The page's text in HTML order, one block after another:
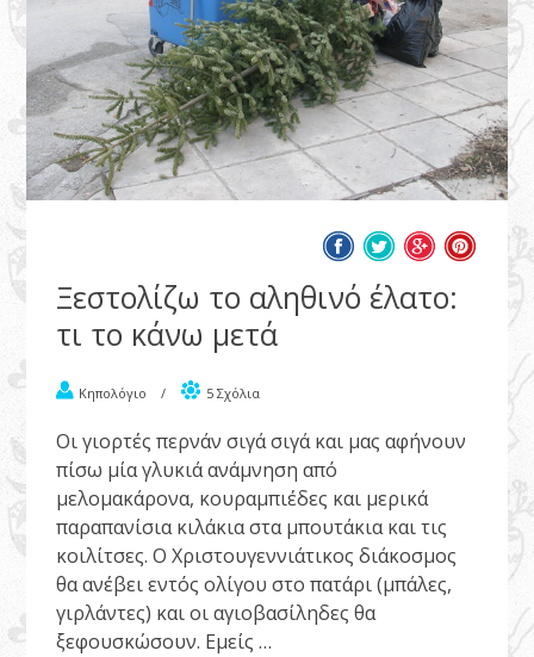
Ξεστολίζω το αληθινό έλατο:
τι το κάνω μετά
Κηπολόγιο / 5 Σχόλια
Οι γιορτές περνάν σιγά σιγά και μας αφήνουν
πίσω μία γλυκιά ανάμνηση από
μελομακάρονα, κουραμπιέδες και μερικά
παραπανίσια κιλάκια στα μπουτάκια και τις
κοιλίτσες. Ο Χριστουγεννιάτικος διάκοσμος
θα ανέβει εντός ολίγου στο πατάρι (μπάλες,
γιρλάντες) και οι αγιοβασίληδες θα
ξεφουσκώσουν. Εμείς …